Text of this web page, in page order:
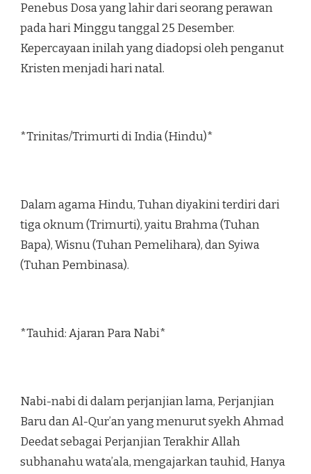
Penebus Dosa yang lahir dari seorang perawan
pada hari Minggu tanggal 25 Desember.
Kepercayaan inilah yang diadopsi oleh penganut
Kristen menjadi hari natal.
*Trinitas/Trimurti di India (Hindu)*
Dalam agama Hindu, Tuhan diyakini terdiri dari
tiga oknum (Trimurti), yaitu Brahma (Tuhan
Bapa), Wisnu (Tuhan Pemelihara), dan Syiwa
(Tuhan Pembinasa).
*Tauhid: Ajaran Para Nabi*
Nabi-nabi di dalam perjanjian lama, Perjanjian
Baru dan Al-Qur’an yang menurut syekh Ahmad
Deedat sebagai Perjanjian Terakhir Allah
subhanahu wata’ala, mengajarkan tauhid, Hanya